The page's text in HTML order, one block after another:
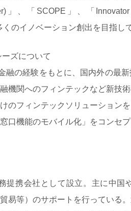
」、「SCOPE」、「
のイノベーション創出を目指し
ズについて
の経験をもとに、国内外の最
機関へのフィンテックなど新技
のフィンテックソリューション
口機能のモバイル化」をコンセ
携会社として設立。主に中国
易等）のサポートを行っている